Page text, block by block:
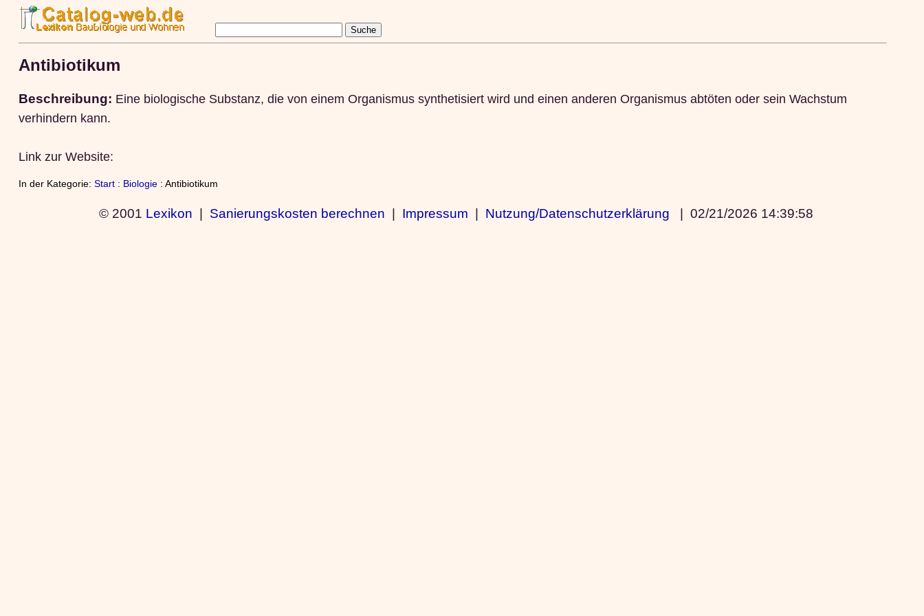
Antibiotikum
Beschreibung: Eine biologische Substanz, die von einem Organismus synthetisiert wird und einen anderen Organismus abtöten oder sein Wachstum
verhindern kann.
Link zur Website:
In der Kategorie: Start: Biologie: Antibiotikum
© 2001 Lexikon | Sanierungskosten berechnen | Impressum | Nutzung/Datenschutzerklärung |02/21/2026 14:39:58